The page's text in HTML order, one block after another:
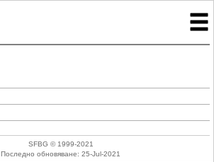

SFBG © 1999-2021
Последно обновяване: 25-Jul-2021